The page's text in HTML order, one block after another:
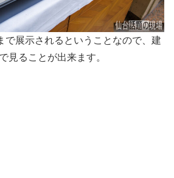
で展示されるということなので、建
見ることが出来ます。